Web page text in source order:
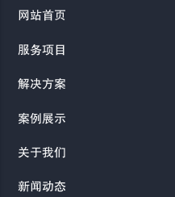
网站首页
服务项目
解决方案
案例展示
关于我们
新闻动态